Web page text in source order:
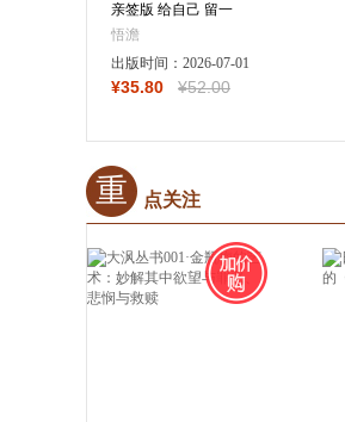
亲签版 给自己 留一
盏茶的时间
悟澹
出版时间： 2026-07-01
¥35.80 ¥52.00
重 点关注